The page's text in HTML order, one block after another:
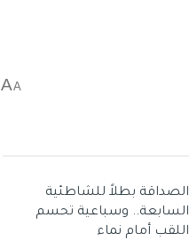
A
A
الصداقة بطلاً للشاطئية
السابعة.. وسباعية تحسم
اللقب أمام نماء